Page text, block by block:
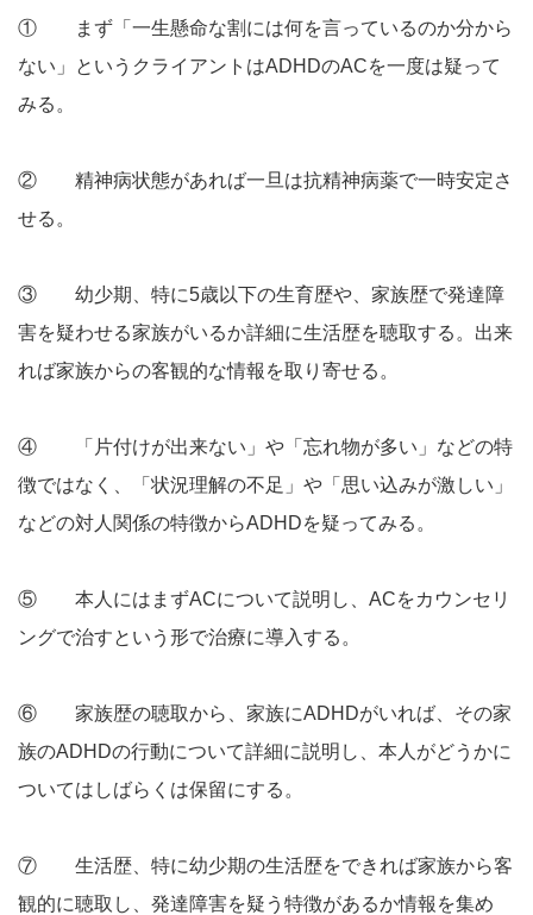
① まず「一生懸命な割には何を言っているのか分から
ない」というクライアントはADHDのACを一度は疑って
みる。
② 精神病状態があれば一旦は抗精神病薬で一時安定さ
せる。
③ 幼少期、特に5歳以下の生育歴や、家族歴で発達障
害を疑わせる家族がいるか詳細に生活歴を聴取する。出来
れば家族からの客観的な情報を取り寄せる。
④ 「片付けが出来ない」や「忘れ物が多い」などの特
徴ではなく、「状況理解の不足」や「思い込みが激しい」
などの対人関係の特徴からADHDを疑ってみる。
⑤ 本人にはまずACについて説明し、ACをカウンセリ
ングで治すという形で治療に導入する。
⑥ 家族歴の聴取から、家族にADHDがいれば、その家
族のADHDの行動について詳細に説明し、本人がどうかに
ついてはしばらくは保留にする。
⑦ 生活歴、特に幼少期の生活歴をできれば家族から客
観的に聴取し、発達障害を疑う特徴があるか情報を集め